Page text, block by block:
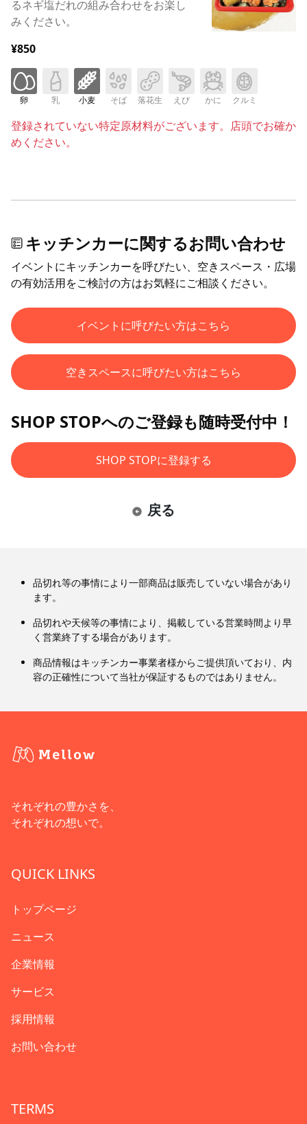
るネギ塩だれの組み合わせをお楽し
みください。
¥850
卵 乳 小麦 そば 落花生 えび かに クルミ
登録されていない特定原材料がございます。店頭でお確か
めください。
キッチンカーに関するお問い合わせ
イベントにキッチンカーを呼びたい、空きスペース・広場
の有効活用をご検討の方はお気軽にご相談ください。
イベントに呼びたい方はこちら
空きスペースに呼びたい方はこちら
SHOP STOPへのご登録も随時受付中！
SHOP STOPに登録する
戻る
品切れ等の事情により一部商品は販売していない場合があり
ます。
品切れや天候等の事情により、掲載している営業時間より早
く営業終了する場合があります。
商品情報はキッチンカー事業者様からご提供頂いており、内
容の正確性について当社が保証するものではありません。
それぞれの豊かさを、
それぞれの想いで。
QUICK LINKS
トップページ
ニュース
企業情報
サービス
採用情報
お問い合わせ
TERMS